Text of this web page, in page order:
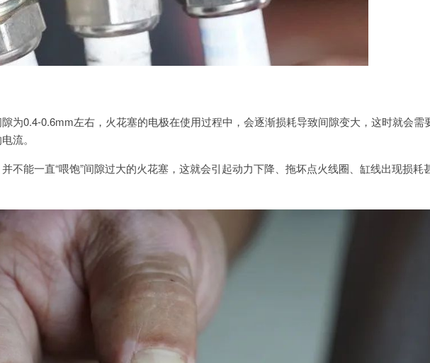
为0.4-0.6mm左右，火花塞的电极在使用过程中，会逐渐损耗导致间隙变大，这时就会需
流。
不能一直“喂饱”间隙过大的火花塞，这就会引起动力下降、拖坏点火线圈、缸线出现损耗